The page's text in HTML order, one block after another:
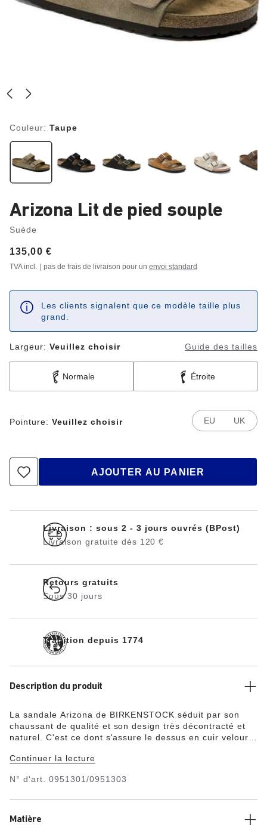
Couleur: Taupe
Arizona Lit de pied souple
Suède
Price:
135,00 €
TVA incl. | pas de frais de livraison pour un envoi standard
Les clients signalent que ce modèle taille plus
grand.
Largeur: Veuillez choisir Guide des tailles
Normale Étroite
Pointure: Veuillez choisir EU UK
AJOUTER AU PANIER
Livraison : sous 2 - 3 jours ouvrés (BPost)
Livraison gratuite dès 120 €
Retours gratuits
Sous 30 jours
Tradition depuis 1774
Description du produit
La sandale Arizona de BIRKENSTOCK séduit par son
chaussant de qualité et son design très décontracté et
naturel. C'est ce dont s'assure le dessus en cuir velours
comme une seconde peau. L'agréable lit de pied souple
Continuer la lecture
N° d'art. 0951301/0951303
Matière